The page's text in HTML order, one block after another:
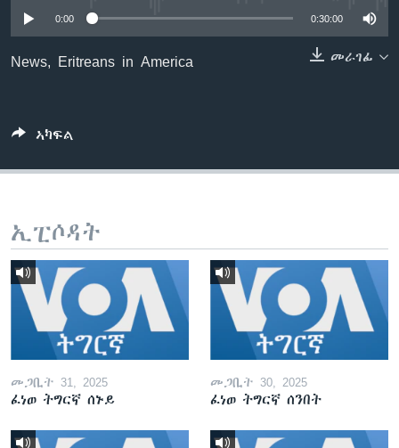
ቂሔ ጽልሚ
ቋንቋታት
0:00 0:30:00
መራገፊ
News, Eritreans in America
ኣካፍል
ኢፒሶዳት
መጋቢት 31, 2025
ፈነወ ትግርኛ ሰኑይ
መጋቢት 30, 2025
ፈነወ ትግርኛ ሰንበት